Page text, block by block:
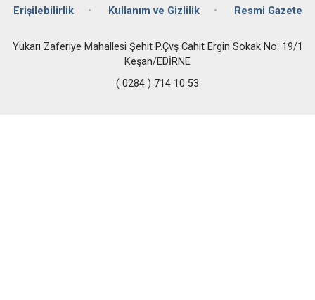
Erişilebilirlik Kullanım ve Gizlilik Resmi Gazete
Yukarı Zaferiye Mahallesi Şehit P.Çvş Cahit Ergin Sokak No: 19/1
Keşan/EDİRNE
( 0284 ) 714 10 53